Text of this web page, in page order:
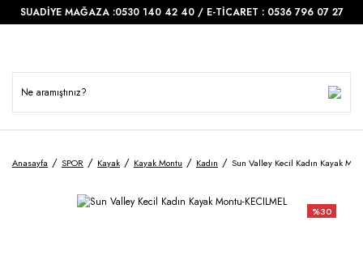
SUADİYE MAĞAZA :0530 140 42 40 / E-TİCARET : 0536 796 07 27
Anasayfa SPOR Kayak Kayak Montu Kadın Sun Valley Kecil Kadın Kayak
%30